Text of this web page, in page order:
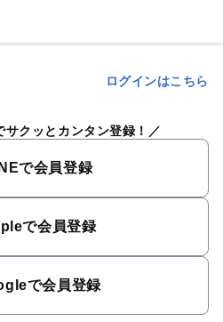
ログインはこちら
クッとカンタン登録！
で会員登録
で会員登録
で会員登録